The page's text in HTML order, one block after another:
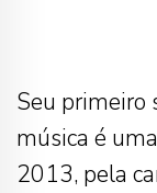
Seu primeiro
música é
2013, pela